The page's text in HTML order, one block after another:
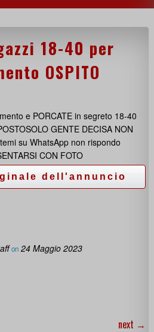
18-40 per
OSPITO
e PORCATE in segreto 18-40
GENTE DECISA NON
su WhatsApp non rispondo
CON FOTO
on 24 Maggio 2023
next →